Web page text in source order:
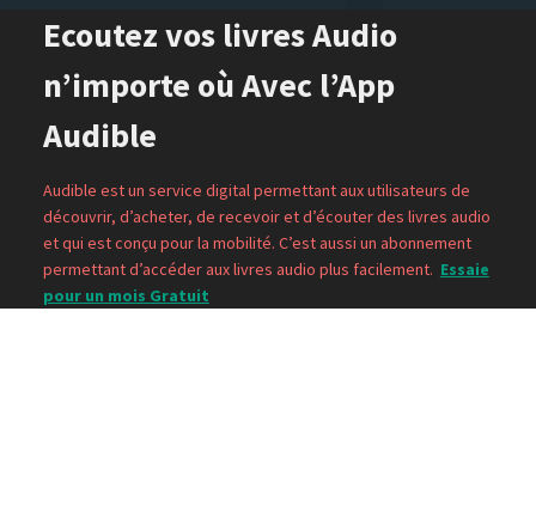
Ecoutez vos livres Audio
n’importe où Avec l’App
Audible
Audible est un service digital permettant aux utilisateurs de
découvrir, d’acheter, de recevoir et d’écouter des livres audio
et qui est conçu pour la mobilité. C’est aussi un abonnement
permettant d’accéder aux livres audio plus facilement. Essaie
pour un mois Gratuit